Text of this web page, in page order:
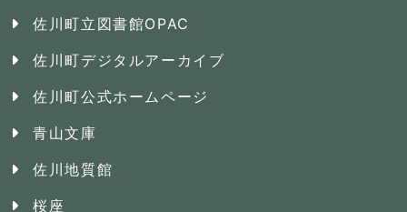
佐川町立図書館OPAC
佐川町デジタルアーカイブ
佐川町公式ホームページ
青山文庫
佐川地質館
桜座